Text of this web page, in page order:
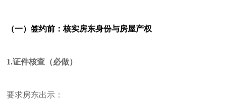
（一）签约前：核实房东身份与房屋产权
1.证件核查（必做）
要求房东出示：